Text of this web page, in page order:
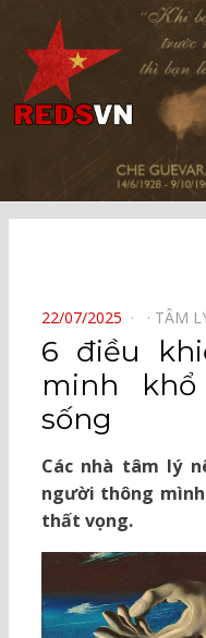
Kênh chia sẻ tri thức cộng đồng
POSTED
ON
22/07/2025 TÂM
6 điều
minh
sống
Các nhà tâm lý
người thông
thất vọng.